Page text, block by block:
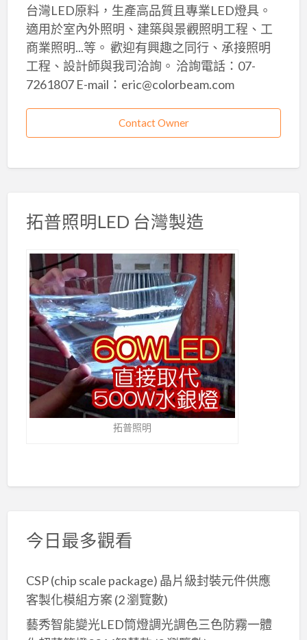
台灣LED原料，生產高品質且專業LED燈具。
適用於室內外照明、建築與景觀照明工程、工
商業照明...等。 歡迎有興趣之同行、承接照明
工程、設計師與我司洽詢。 洽詢電話：07-
7261807 E-mail：eric@colorbeam.com
Contact Owner
拓普照明LED 台灣製造
拓普照明
今日最多觀看
CSP (chip scale package) 晶片級封裝元件供應
客製化模組方案 (2 瀏覽數)
藝秀智能變光LED筒燈調光調色三色防霧一體